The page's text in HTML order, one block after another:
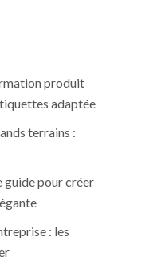
produit
adaptée
terrains :
guide pour créer
: les